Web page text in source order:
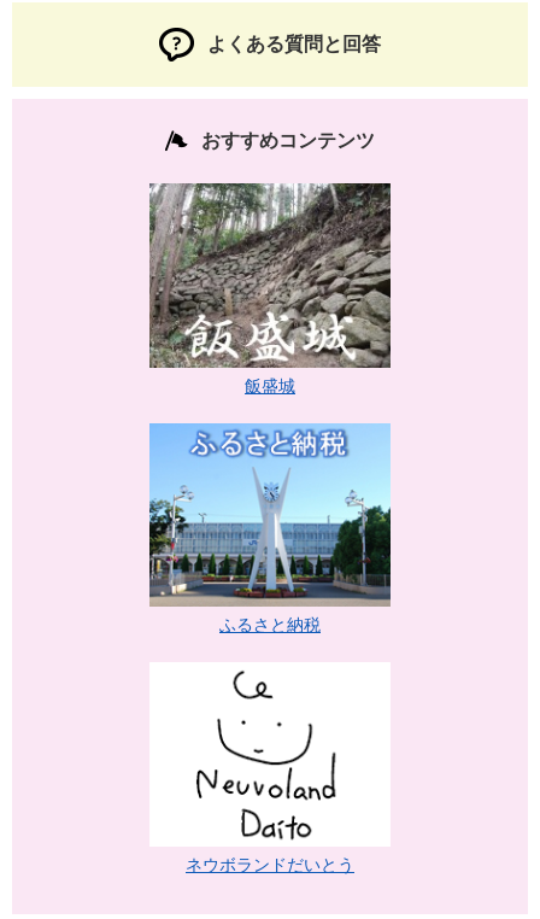
よくある質問と回答
おすすめコンテンツ
飯盛城
ふるさと納税
ネウボランドだいとう